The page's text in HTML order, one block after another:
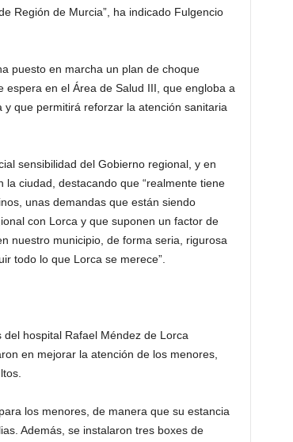
Región de Murcia”, ha indicado Fulgencio
puesto en marcha un plan de choque
en el Área de Salud III, que engloba a
que permitirá reforzar la atención sanitaria
sensibilidad del Gobierno regional, y en
ciudad, destacando que “realmente tiene
unas demandas que están siendo
con Lorca y que suponen un factor de
nuestro municipio, de forma seria, rigurosa
todo lo que Lorca se merece”.
hospital Rafael Méndez de Lorca
en mejorar la atención de los menores,
los menores, de manera que su estancia
Además, se instalaron tres boxes de